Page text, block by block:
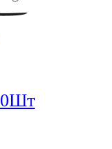
0Шт